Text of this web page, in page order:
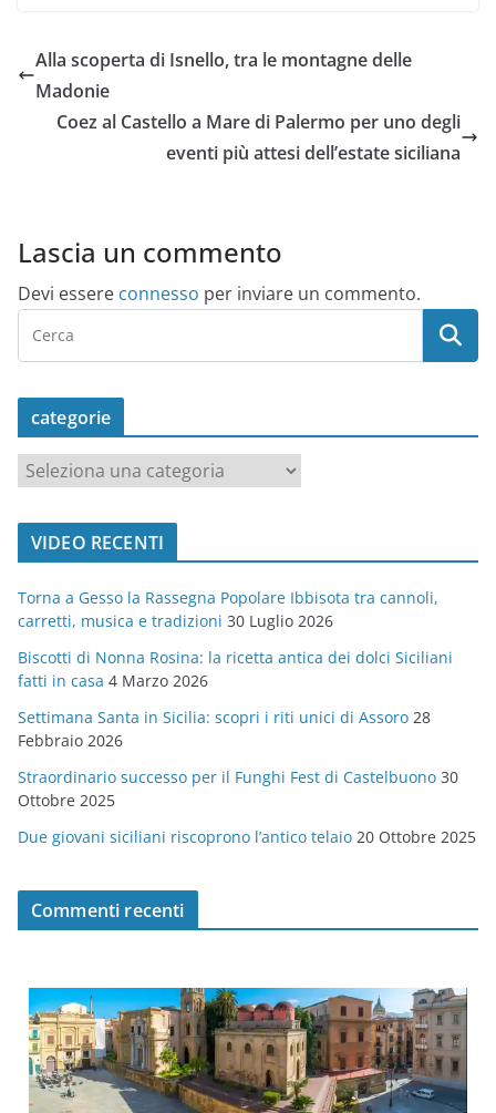
Alla scoperta di Isnello, tra le montagne delle
Madonie
Coez al Castello a Mare di Palermo per uno degli
eventi più attesi dell’estate siciliana
Lascia un commento
Devi essere connesso per inviare un commento.
categorie
a
t
o
r
i
e
VIDEO RECENTI
Torna a Gesso la Rassegna Popolare Ibbisota tra cannoli,
carretti, musica e tradizioni 30 Luglio 2026
Biscotti di Nonna Rosina: la ricetta antica dei dolci Siciliani
fatti in casa 4 Marzo 2026
Settimana Santa in Sicilia: scopri i riti unici di Assoro 28
Febbraio 2026
Straordinario successo per il Funghi Fest di Castelbuono 30
Ottobre 2025
Due giovani siciliani riscoprono l’antico telaio 20 Ottobre 2025
Commenti recenti